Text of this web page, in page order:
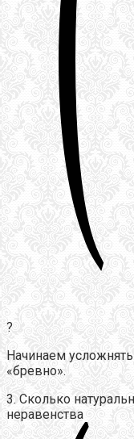
?
Начинаем
«бревно».
3. Сколько
неравенства